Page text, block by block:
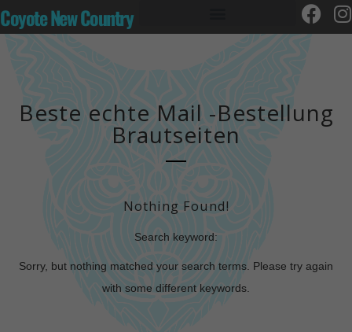
Coyote New Country
Beste echte Mail -Bestellung
Brautseiten
Nothing Found!
Search keyword:
Sorry, but nothing matched your search terms. Please try again
with some different keywords.